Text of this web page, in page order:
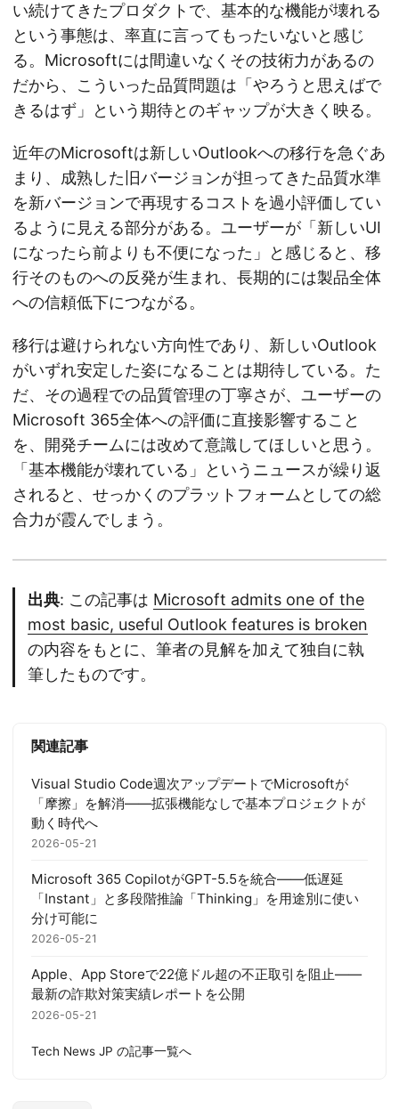
い続けてきたプロダクトで、基本的な機能が壊れる
という事態は、率直に言ってもったいないと感じ
る。Microsoftには間違いなくその技術力があるの
だから、こういった品質問題は「やろうと思えばで
きるはず」という期待とのギャップが大きく映る。
近年のMicrosoftは新しいOutlookへの移行を急ぐあ
まり、成熟した旧バージョンが担ってきた品質水準
を新バージョンで再現するコストを過小評価してい
るように見える部分がある。ユーザーが「新しいUI
になったら前よりも不便になった」と感じると、移
行そのものへの反発が生まれ、長期的には製品全体
への信頼低下につながる。
移行は避けられない方向性であり、新しいOutlook
がいずれ安定した姿になることは期待している。た
だ、その過程での品質管理の丁寧さが、ユーザーの
Microsoft 365全体への評価に直接影響すること
を、開発チームには改めて意識してほしいと思う。
「基本機能が壊れている」というニュースが繰り返
されると、せっかくのプラットフォームとしての総
合力が霞んでしまう。
出典: この記事は Microsoft admits one of the
most basic, useful Outlook features is broken
の内容をもとに、筆者の見解を加えて独自に執
筆したものです。
関連記事
Visual Studio Code週次アップデートでMicrosoftが
「摩擦」を解消——拡張機能なしで基本プロジェクトが
動く時代へ
2026-05-21
Microsoft 365 CopilotがGPT-5.5を統合——低遅延
「Instant」と多段階推論「Thinking」を用途別に使い
分け可能に
2026-05-21
Apple、App Storeで22億ドル超の不正取引を阻止――
最新の詐欺対策実績レポートを公開
2026-05-21
Tech News JP の記事一覧へ